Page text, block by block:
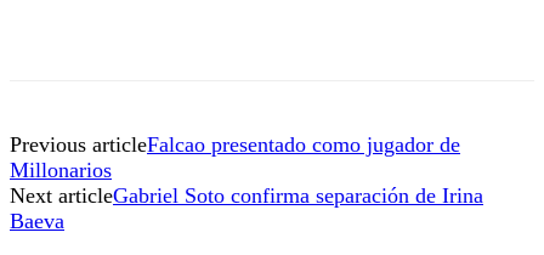
Previous articleFalcao presentado como jugador de
Millonarios
Next articleGabriel Soto confirma separación de Irina
Baeva